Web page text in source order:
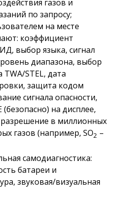
газов и
по запросу;
на месте
коэффициент
выбор языка, сигнал
диапазона, выбор
TWA/STEL, дата
защита кодом
сигнала опасности,
(безопасно) на дисплее,
в миллионных
газов (например, SO2 –
самодиагностика:
батареи и
звуковая/визуальная